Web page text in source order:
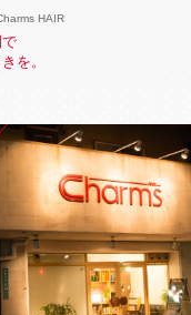
HAIR
を。